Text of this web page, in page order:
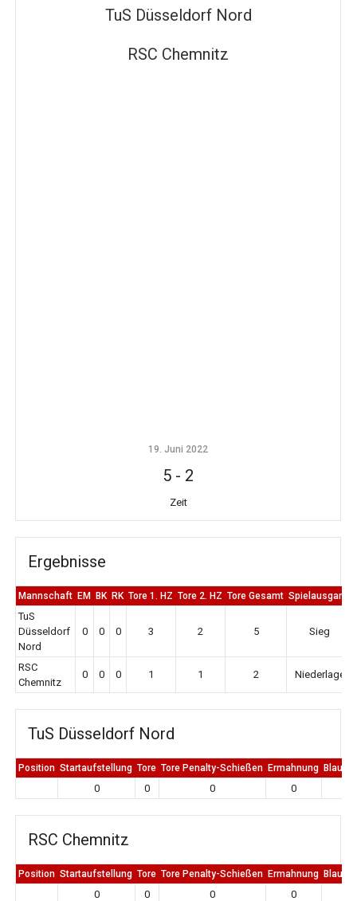
TuS Düsseldorf Nord
RSC Chemnitz
19. Juni 2022
5 - 2
Zeit
Ergebnisse
Mannschaft EM BK RK Tore 1. HZ Tore 2. HZ Tore Gesamt Spielausgang
TuS
Düsseldorf
Nord
0 0 0 3 2 5 Sieg
RSC
Chemnitz
0 0 0 1 1 2 Niederlage
TuS Düsseldorf Nord
Position Startaufstellung Tore Tore Penalty-Schießen Ermahnung Blaue
0 0 0 0
RSC Chemnitz
Position Startaufstellung Tore Tore Penalty-Schießen Ermahnung Blaue
0 0 0 0